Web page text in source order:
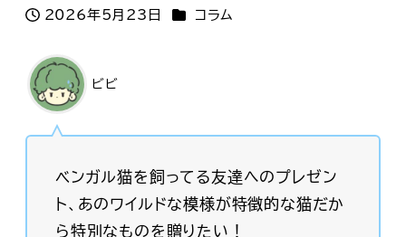
投稿日
2026年5月23日 カテゴリー
コラム
ビビ
ベンガル猫を飼ってる友達へのプレゼン
ト、あのワイルドな模様が特徴的な猫だか
ら特別なものを贈りたい！